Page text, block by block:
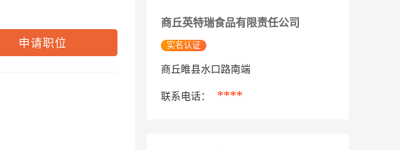
申请职位
商丘英特瑞食品有限责任公司
实名认证
商丘睢县水口路南端
联系电话： ****